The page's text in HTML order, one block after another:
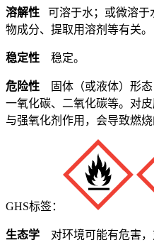
溶解性 可溶于水；或微溶于
物成分、提取用溶剂等有关。
稳定性 稳定。
危险性
固体（或液体）形
一氧化碳、二氧化碳等。对
与强氧化剂作用，会导致燃烧
GHS标签：
生态学 对环境可能有危害